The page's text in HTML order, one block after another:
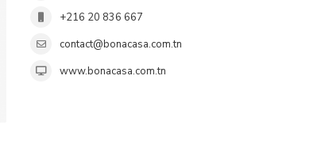
+216 20 836 667
contact@bonacasa.com.tn
www.bonacasa.com.tn